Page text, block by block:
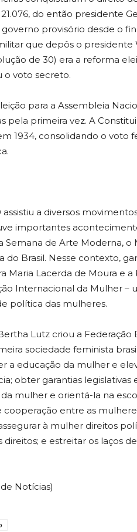
do então presidente
provisório desde o
que depôs o presidente
de 30) era a reforma
o voto secreto.
para a Assembleia
pela primeira vez. A
1934, consolidando o voto
assistiu a diversos
importantes
Semana de Arte Moderna,
do Brasil. Nesse contexto,
Maria Lacerda de Moura e
Internacional da Mulher –
política das mulheres.
Lutz criou a Federação
sociedade feminista
a educação da mulher e
obter garantias
da mulher e orientá-la na
cooperação entre as
à mulher direitos
direitos; e estreitar os laços
Notícias)